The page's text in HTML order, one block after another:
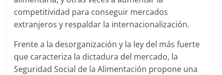
competitividad para conseguir mercados
extranjeros y respaldar la internacionalización.
Frente a la desorganización y la ley del más fuerte
que caracteriza la dictadura del mercado, la
Seguridad Social de la Alimentación propone una